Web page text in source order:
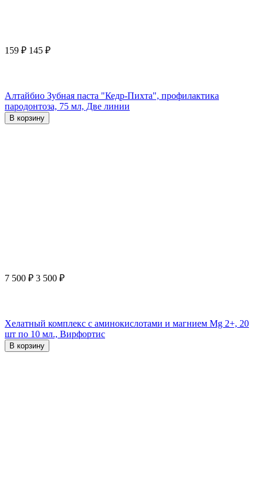
159 ₽ 145 ₽
Алтайбио Зубная паста "Кедр-Пихта", профилактика
пародонтоза, 75 мл, Две линии
В корзину
7 500 ₽ 3 500 ₽
Хелатный комплекс с аминокислотами и магнием Mg 2+, 20
шт по 10 мл., Вирфортис
В корзину